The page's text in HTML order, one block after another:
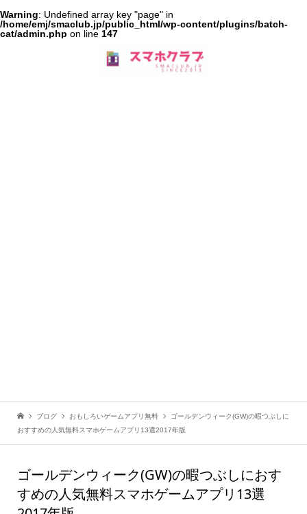
Warning: Undefined array key "page" in
/home/emj/smaclub.jp/public_html/wp-content/plugins/batch-
cat/admin.php on line 147
ブログ おもしろいゲームアプリ無料
ゴールデンウィーク(GW)の暇つぶしに
おすすめの人気無料スマホゲームアプリ13選2017年版
ゴールデンウィーク(GW)の暇つぶしにおす
すめの人気無料スマホゲームアプリ13選